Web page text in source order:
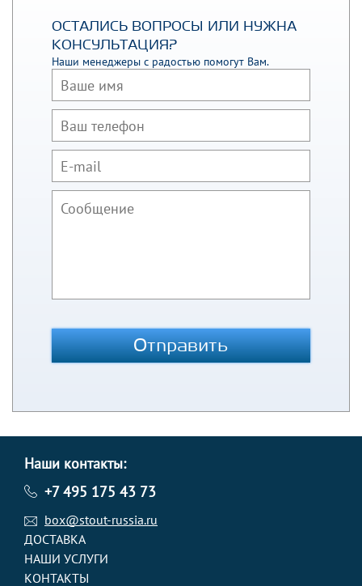
ОСТАЛИСЬ ВОПРОСЫ ИЛИ НУЖНА
КОНСУЛЬТАЦИЯ?
Наши менеджеры с радостью помогут Вам.
Отправить
Наши контакты:
+7 495 175 43 73
box@stout-russia.ru
ДОСТАВКА
НАШИ УСЛУГИ
КОНТАКТЫ